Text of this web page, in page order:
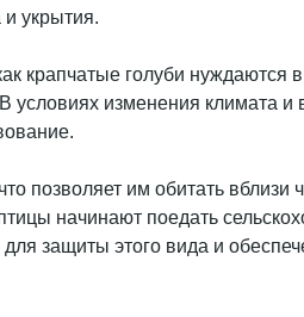
укрытия.
крапчатые голуби нуждаются
изменения климата
позволяет им обитать
начинают поедать
защиты этого вида и